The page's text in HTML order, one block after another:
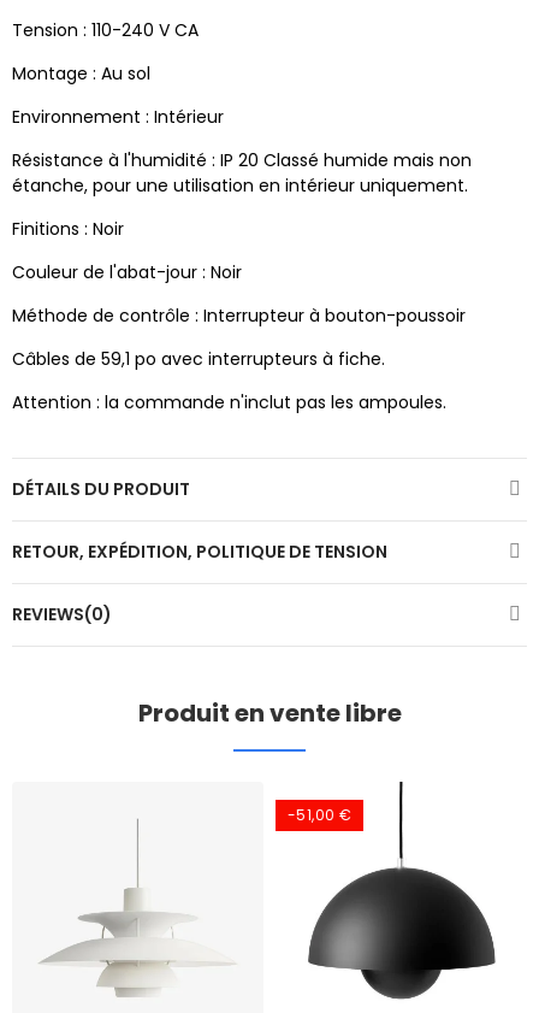
Tension : 110-240 V CA
Montage : Au sol
Environnement : Intérieur
Résistance à l'humidité : IP 20 Classé humide mais non
étanche, pour une utilisation en intérieur uniquement.
Finitions : Noir
Couleur de l'abat-jour : Noir
Méthode de contrôle : Interrupteur à bouton-poussoir
Câbles de 59,1 po avec interrupteurs à fiche.
Attention : la commande n'inclut pas les ampoules.
DÉTAILS DU PRODUIT
RETOUR, EXPÉDITION, POLITIQUE DE TENSION
REVIEWS(0)
Produit en vente libre
-51,00 €